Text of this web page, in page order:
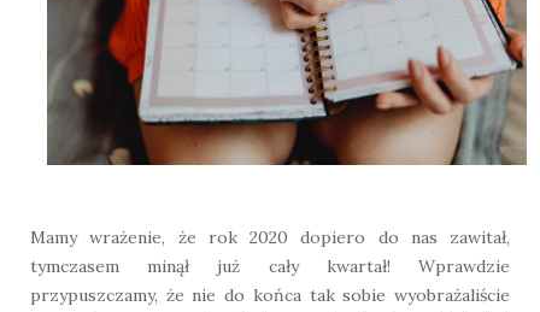
Mamy wrażenie, że rok 2020 dopiero do nas zawitał,
tymczasem minął już cały kwartał! Wprawdzie
przypuszczamy, że nie do końca tak sobie wyobrażaliście